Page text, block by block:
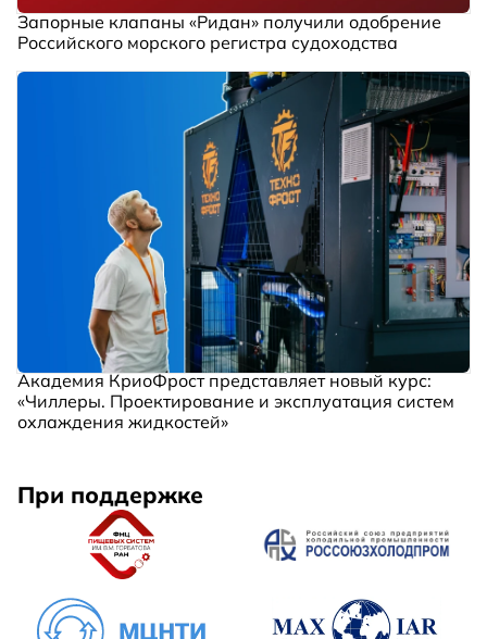
Запорные клапаны «Ридан» получили одобрение
Российского морского регистра судоходства
Академия КриоФрост представляет новый курс:
«Чиллеры. Проектирование и эксплуатация систем
охлаждения жидкостей»
При поддержке